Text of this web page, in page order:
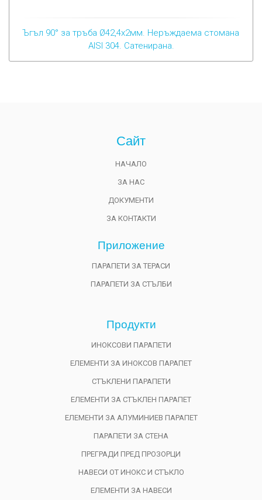
Ъгъл 90° за тръба Ø42,4х2мм. Неръждаема стомана
AISI 304. Сатенирана.
Сайт
НАЧАЛО
ЗА НАС
ДОКУМЕНТИ
ЗА КОНТАКТИ
Приложениe
ПАРАПЕТИ ЗА ТЕРАСИ
ПАРАПЕТИ ЗА СТЪЛБИ
Продукти
ИНОКСОВИ ПАРАПЕТИ
ЕЛЕМЕНТИ ЗА ИНОКСОВ ПАРАПЕТ
СТЪКЛЕНИ ПАРАПЕТИ
ЕЛЕМЕНТИ ЗА СТЪКЛЕН ПАРАПЕТ
ЕЛЕМЕНТИ ЗА АЛУМИНИЕВ ПАРАПЕТ
ПАРАПЕТИ ЗА СТЕНА
ПРЕГРАДИ ПРЕД ПРОЗОРЦИ
НАВЕСИ ОТ ИНОКС И СТЪКЛО
ЕЛЕМЕНТИ ЗА НАВЕСИ